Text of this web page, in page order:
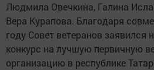
Людмила Овечкина, Галина
Вера Курапова. Благодаря
году Совет ветеранов заявился
конкурс на лучшую первичную
организацию в республике